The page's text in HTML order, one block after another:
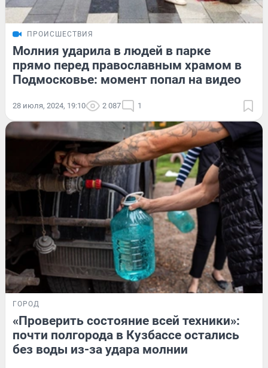
ПРОИСШЕСТВИЯ
Молния ударила в людей в парке
прямо перед православным храмом в
Подмосковье: момент попал на видео
28 июля, 2024, 19:10 2 087 1
ГОРОД
«Проверить состояние всей техники»:
почти полгорода в Кузбассе остались
без воды из-за удара молнии